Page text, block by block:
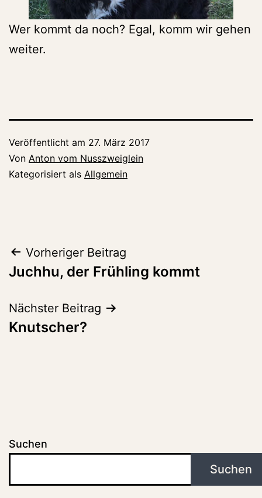
Wer kommt da noch? Egal, komm wir gehen
weiter.
Veröffentlicht am 27. März 2017
Von Anton vom Nusszweiglein
Kategorisiert als Allgemein
Beitragsnavigation
Vorheriger Beitrag
Juchhu, der Frühling kommt
Nächster Beitrag
Knutscher?
Suchen
Suchen